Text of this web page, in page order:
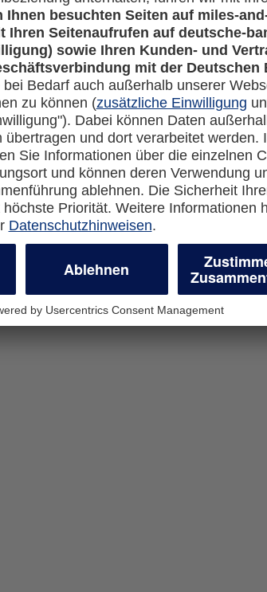
Rechtliches
Impressum
Datenschutz
Cookie Einstellungen